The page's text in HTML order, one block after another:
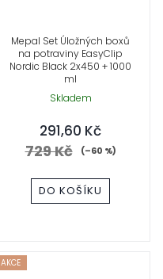
Mepal Set Úložných boxů
na potraviny EasyClip
Nordic Black 2x450 + 1000
ml
Skladem
291,60 Kč
729 Kč (–60 %)
DO KOŠÍKU
AKCE